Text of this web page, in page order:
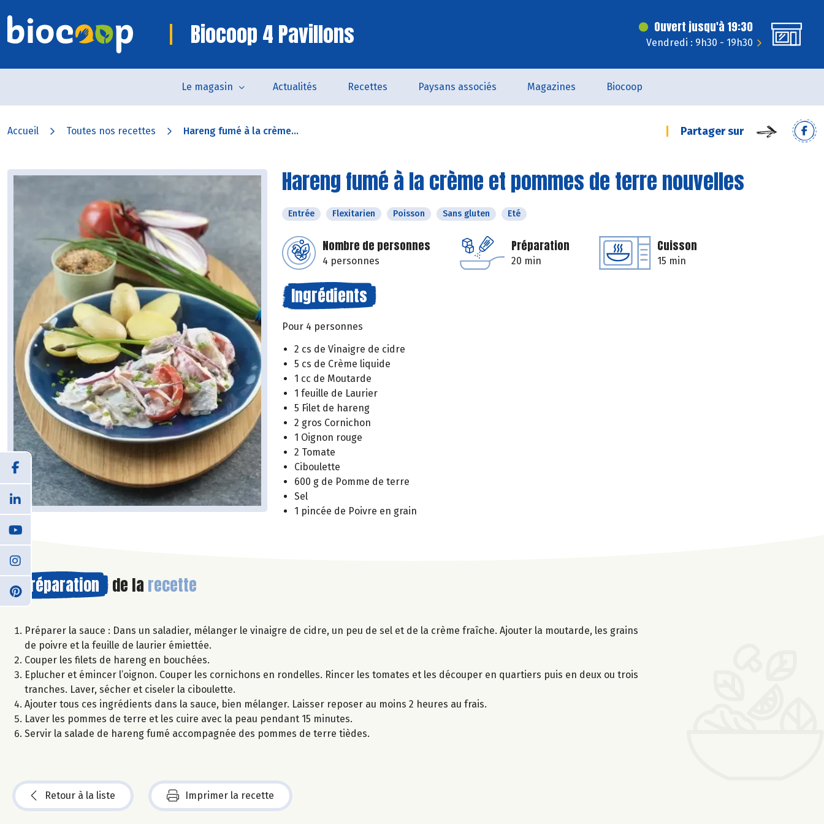
Biocoop 4 Pavillons Ouvert jusqu'à 19:30
Vendredi : 9h30 - 19h30
Le magasin Actualités Recettes Paysans associés Magazines Biocoop
Accueil Toutes nos recettes Hareng fumé à la crème... Partager sur
Hareng fumé à la crème et pommes de terre nouvelles
Entrée Flexitarien Poisson Sans gluten Eté
Nombre de personnes
4 personnes
Préparation
20 min
Cuisson
15 min
Ingrédients
Pour 4 personnes
2 cs de Vinaigre de cidre
5 cs de Crème liquide
1 cc de Moutarde
1 feuille de Laurier
5 Filet de hareng
2 gros Cornichon
1 Oignon rouge
2 Tomate
Ciboulette
600 g de Pomme de terre
Sel
1 pincée de Poivre en grain
Préparation de la recette
Préparer la sauce : Dans un saladier, mélanger le vinaigre de cidre, un peu de sel et de la crème fraîche. Ajouter la moutarde, les grains
de poivre et la feuille de laurier émiettée.
Couper les filets de hareng en bouchées.
Eplucher et émincer l’oignon. Couper les cornichons en rondelles. Rincer les tomates et les découper en quartiers puis en deux ou trois
tranches. Laver, sécher et ciseler la ciboulette.
Ajouter tous ces ingrédients dans la sauce, bien mélanger. Laisser reposer au moins 2 heures au frais.
Laver les pommes de terre et les cuire avec la peau pendant 15 minutes.
Servir la salade de hareng fumé accompagnée des pommes de terre tièdes.
Retour à la liste Imprimer la recette